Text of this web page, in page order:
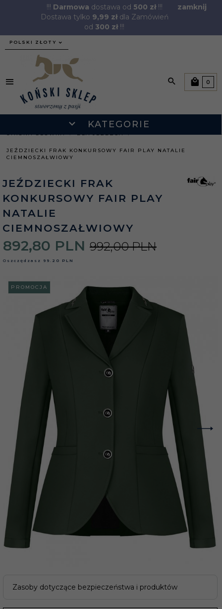
!!! Darmowa dostawa od 500 zł!!!
Dostawa tylko 9,99 złdla Zamówień
od 300 zł!!!
zamknij
currency_h
POLSKI ZŁOTY
KATEGORIE
0
STRONA GŁÓWNA DLA JEŹDŹCA
JEŹDZIECKI FRAK KONKURSOWY FAIR PLAY NATALIE
CIEMNOSZAŁWIOWY
JEŹDZIECKI FRAK
KONKURSOWY FAIR PLAY
NATALIE
CIEMNOSZAŁWIOWY
892,80 PLN 992,00 PLN
Oszczędzasz 99.20 PLN
PROMOCJA
Zasoby dotyczące bezpieczeństwa i produktów